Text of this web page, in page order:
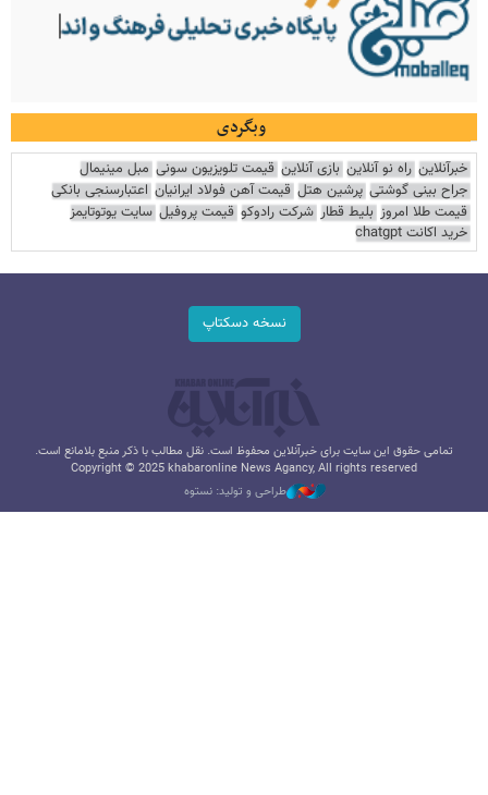
وبگردی
خبرآنلاین راه نو آنلاین بازی آنلاین قیمت تلویزیون سونی مبل مینیمال
جراح بینی گوشتی پرشین هتل قیمت آهن فولاد ایرانیان اعتبارسنجی بانکی
قیمت طلا امروز بلیط قطار شرکت رادوکو قیمت پروفیل سایت یوتوتایمز
خرید اکانت chatgpt
نسخه دسکتاپ
تمامی حقوق این سایت برای خبرآنلاین محفوظ است. نقل مطالب با ذکر منبع بلامانع است.
Copyright © 2025 khabaronline News Agancy, All rights reserved
طراحی و تولید: نستوه